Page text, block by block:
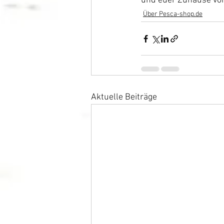
Über Pesca-shop.de
Aktuelle Beiträge